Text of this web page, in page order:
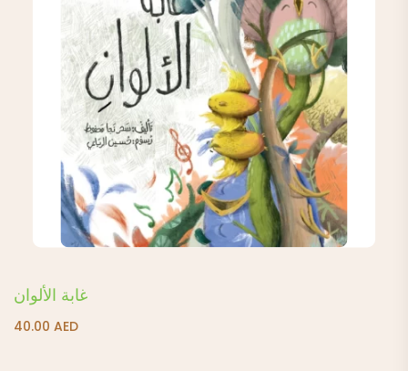
غابة الألوان
40.00 AED